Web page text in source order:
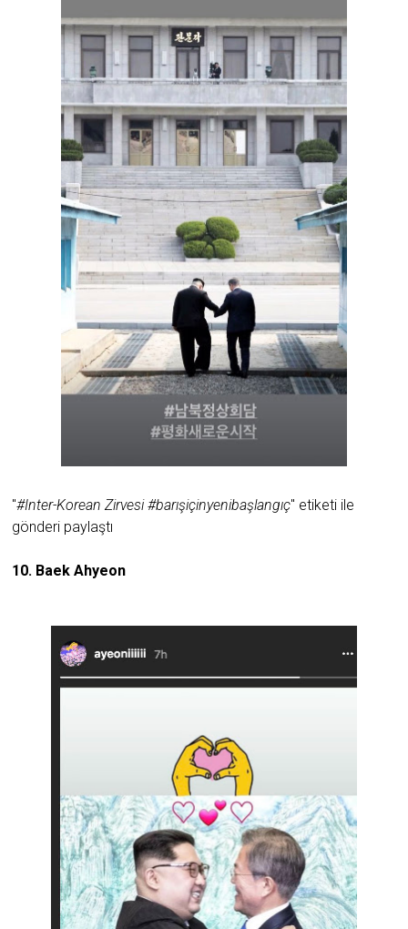
"#Inter-Korean Zirvesi #barışiçinyenibaşlangıç" etiketi ile
gönderi paylaştı
10. Baek Ahyeon